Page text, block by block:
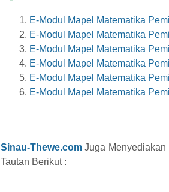
E-Modul Mapel Matematika
E-Modul Mapel Matematika
E-Modul Mapel Matematika
E-Modul Mapel Matematika
E-Modul Mapel Matematika
E-Modul Mapel Matematika
Sinau-Thewe.com Juga
Tautan Berikut :